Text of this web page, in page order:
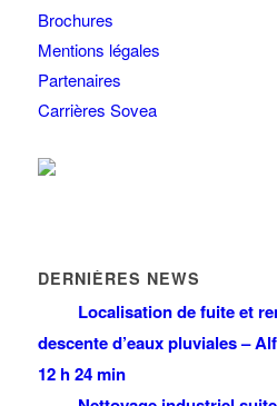
Brochures
Mentions légales
Partenaires
Carrières Sovea
DERNIÈRES NEWS
Localisation de fuite et
descente d’eaux pluviales –
12 h 24 min